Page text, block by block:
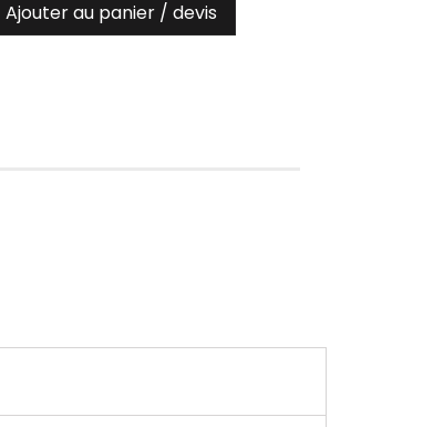
Ajouter au panier / devis